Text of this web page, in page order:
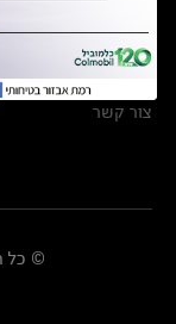
אולמות תצוגה
מרכזי שירות
צור קשר
© כל